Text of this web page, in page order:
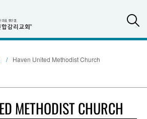
Haven United Methodist Church
METHODIST CHURCH